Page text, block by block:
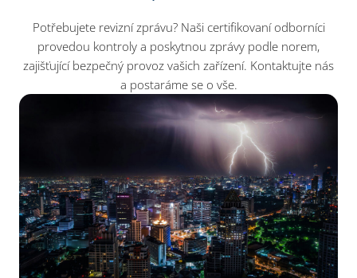
Potřebujete revizní zprávu? Naši certifikovaní odborníci
provedou kontroly a poskytnou zprávy podle norem,
zajišťující bezpečný provoz vašich zařízení. Kontaktujte nás
a postaráme se o vše.